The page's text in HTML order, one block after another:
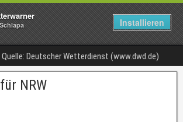
Installieren
Quelle: Deutscher Wetterdienst (www.dwd.de)
NRW